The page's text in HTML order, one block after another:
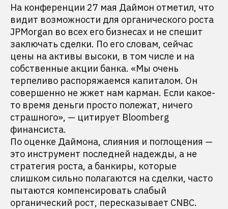
На конференции 27 мая Даймон отметил, что
видит возможности для органического роста
JPMorgan во всех его бизнесах и не спешит
заключать сделки. По его словам, сейчас
цены на активы высоки, в том числе и на
собственные акции банка. «Мы очень
терпеливо распоряжаемся капиталом. Он
совершенно не жжет нам карман. Если какое-
то время деньги просто полежат, ничего
страшного», — цитирует Bloomberg
финансиста.
По оценке Даймона, слияния и поглощения —
это инструмент последней надежды, а не
стратегия роста, а банкиры, которые
слишком сильно полагаются на сделки, часто
пытаются компенсировать слабый
органический рост, пересказывает CNBC.